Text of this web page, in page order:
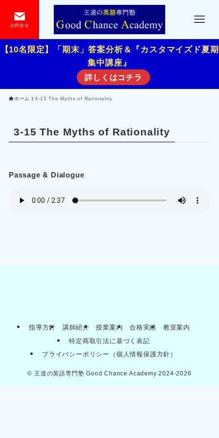
お問合せ
【10名限定】「期末」答案分析＆『カスタマイズド夏期
集中講座』
詳しくはコチラ
ホーム 3-15 The Myths of Rationality
3-15 The Myths of Rationality
Passage & Dialogue
指導方針 講師紹介 授業案内 合格実績
教室案内
特定商取引法に基づく表記
プライバシーポリシー（個人情報保護方針）
© 王道の英語専門塾 Good Chance Academy 2024-2026